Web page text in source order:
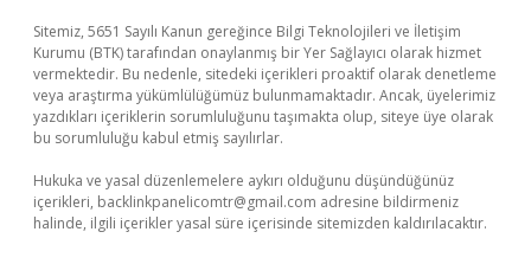
Sitemiz, 5651 Sayılı Kanun gereğince Bilgi Teknolojileri ve İletişim
Kurumu (BTK) tarafından onaylanmış bir Yer Sağlayıcı olarak hizmet
vermektedir. Bu nedenle, sitedeki içerikleri proaktif olarak denetleme
veya araştırma yükümlülüğümüz bulunmamaktadır. Ancak, üyelerimiz
yazdıkları içeriklerin sorumluluğunu taşımakta olup, siteye üye olarak
bu sorumluluğu kabul etmiş sayılırlar.
Hukuka ve yasal düzenlemelere aykırı olduğunu düşündüğünüz
içerikleri, backlinkpanelicomtr@gmail.com adresine bildirmeniz
halinde, ilgili içerikler yasal süre içerisinde sitemizden kaldırılacaktır.